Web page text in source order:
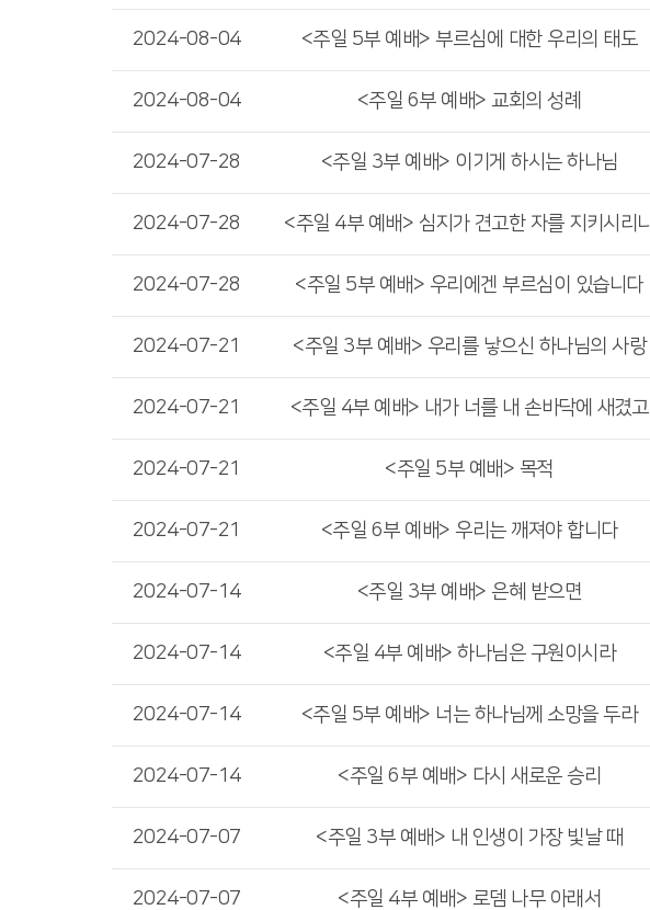
2024-08-04 <주일 5부 예배> 부르심에 대한 우리의 태도
2024-08-04 <주일 6부 예배> 교회의 성례
2024-07-28 <주일 3부 예배> 이기게 하시는 하나님
2024-07-28 <주일 4부 예배> 심지가 견고한 자를 지키시리니
2024-07-28 <주일 5부 예배> 우리에겐 부르심이 있습니다
2024-07-21 <주일 3부 예배> 우리를 낳으신 하나님의 사랑
2024-07-21 <주일 4부 예배> 내가 너를 내 손바닥에 새겼고
2024-07-21 <주일 5부 예배> 목적
2024-07-21 <주일 6부 예배> 우리는 깨져야 합니다
2024-07-14 <주일 3부 예배> 은혜 받으면
2024-07-14 <주일 4부 예배> 하나님은 구원이시라
2024-07-14 <주일 5부 예배> 너는 하나님께 소망을 두라
2024-07-14 <주일 6부 예배> 다시 새로운 승리
2024-07-07 <주일 3부 예배> 내 인생이 가장 빛날 때
2024-07-07 <주일 4부 예배> 로뎀 나무 아래서